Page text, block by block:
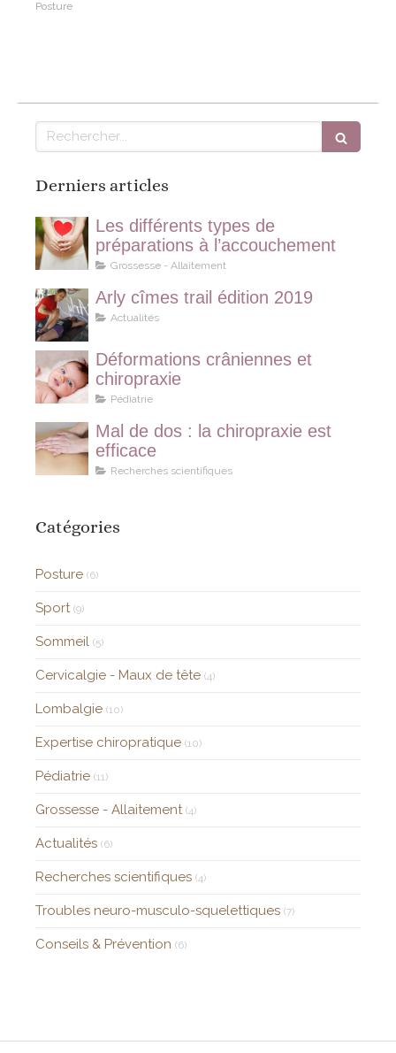
Posture
Rechercher
Derniers articles
Les différents types de
préparations à l’accouchement
Grossesse - Allaitement
Arly cîmes trail édition 2019
Actualités
Déformations crâniennes et
chiropraxie
Pédiatrie
Mal de dos : la chiropraxie est
efficace
Recherches scientifiques
Catégories
Posture (6)
Sport (9)
Sommeil (5)
Cervicalgie - Maux de tête (4)
Lombalgie (10)
Expertise chiropratique (10)
Pédiatrie (11)
Grossesse - Allaitement (4)
Actualités (6)
Recherches scientifiques (4)
Troubles neuro-musculo-squelettiques (7)
Conseils & Prévention (6)